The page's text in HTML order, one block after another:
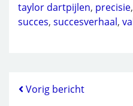
taylor dartpijlen, precisie,
succes, succesverhaal,
Vorig bericht